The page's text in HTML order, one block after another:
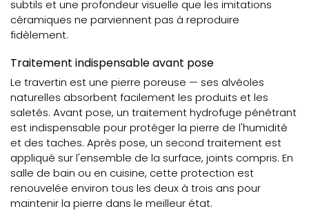
subtils et une profondeur visuelle que les imitations
céramiques ne parviennent pas à reproduire
fidèlement.
Traitement indispensable avant pose
Le travertin est une pierre poreuse — ses alvéoles
naturelles absorbent facilement les produits et les
saletés. Avant pose, un traitement hydrofuge pénétrant
est indispensable pour protéger la pierre de l'humidité
et des taches. Après pose, un second traitement est
appliqué sur l'ensemble de la surface, joints compris. En
salle de bain ou en cuisine, cette protection est
renouvelée environ tous les deux à trois ans pour
maintenir la pierre dans le meilleur état.